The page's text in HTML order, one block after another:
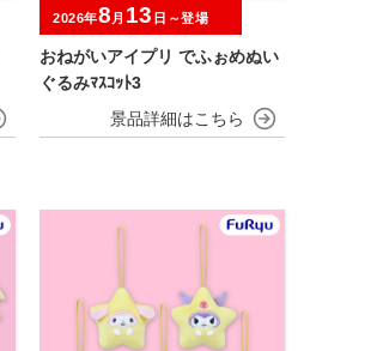
おねがいアイプリ でふぉめぬい
ぐるみﾏｽｺｯﾄ3
2026年8 月 13 日～登場